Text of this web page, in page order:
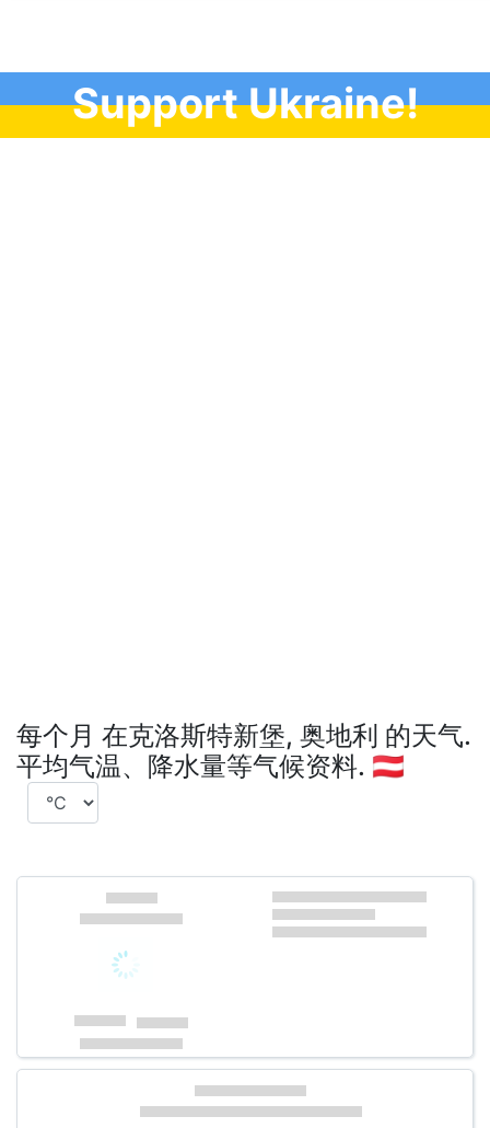
Support Ukraine!
每个月 在克洛斯特新堡, 奥地利 的天气.
平均气温、降水量等气候资料. 🇦🇹